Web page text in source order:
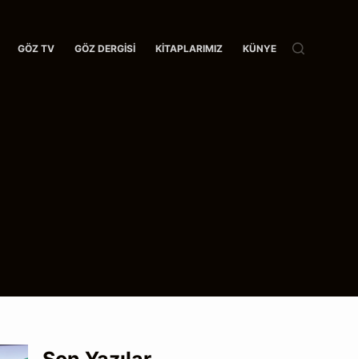
GÖZ TV GÖZ DERGISI KITAPLARIMIZ KÜNYE